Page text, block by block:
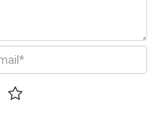
nghệ hiện đại đến từ Ý,
đầu trước khi được tung
thọ cao. Trong quá trình